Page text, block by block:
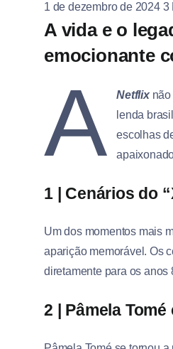
1 de dezembro de 2024 3
A vida e o
emocionante
A Netflixnão
lenda
escolhas
1 | Cenários do
Um dos momentos mais
aparição memorável. Os
diretamente para os anos
2 | Pâmela